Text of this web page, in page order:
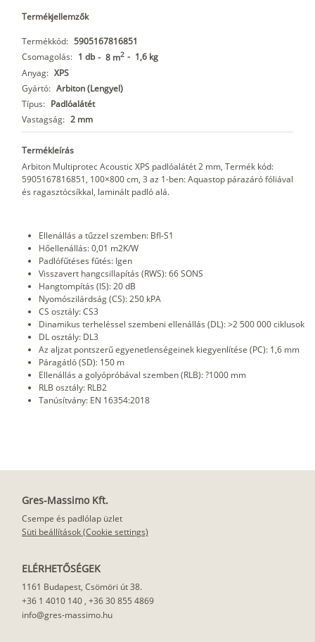
Termékjellemzők
Termékkód: 5905167816851
Csomagolás: 1 db - 8 m2 - 1,6 kg
Anyag: XPS
Gyártó: Arbiton (Lengyel)
Típus: Padlóalátét
Vastagság: 2 mm
Termékleírás
Arbiton Multiprotec Acoustic XPS padlóalátét 2 mm, Termék kód:
5905167816851, 100×800 cm, 3 az 1-ben: Aquastop párazáró fóliával
és ragasztócsíkkal, laminált padló alá.
Ellenállás a tűzzel szemben: Bfl-S1
Hőellenállás: 0,01 m2K/W
Padlófűtéses fűtés: Igen
Visszavert hangcsillapítás (RWS): 66 SONS
Hangtompítás (IS): 20 dB
Nyomószilárdság (CS): 250 kPA
CS osztály: CS3
Dinamikus terheléssel szembeni ellenállás (DL): >2 500 000 ciklusok
DL osztály: DL3
Az aljzat pontszerű egyenetlenségeinek kiegyenlítése (PC): 1,6 mm
Páragátló (SD): 150 m
Ellenállás a golyópróbával szemben (RLB): ?1000 mm
RLB osztály: RLB2
Tanúsítvány: EN 16354:2018
Gres-Massimo Kft.
Csempe és padlólap üzlet
Süti beállítások (Cookie settings)
ELÉRHETŐSÉGEK
1161 Budapest, Csömöri út 38.
+36 1 4010 140 , +36 30 855 4869
info@gres-massimo.hu